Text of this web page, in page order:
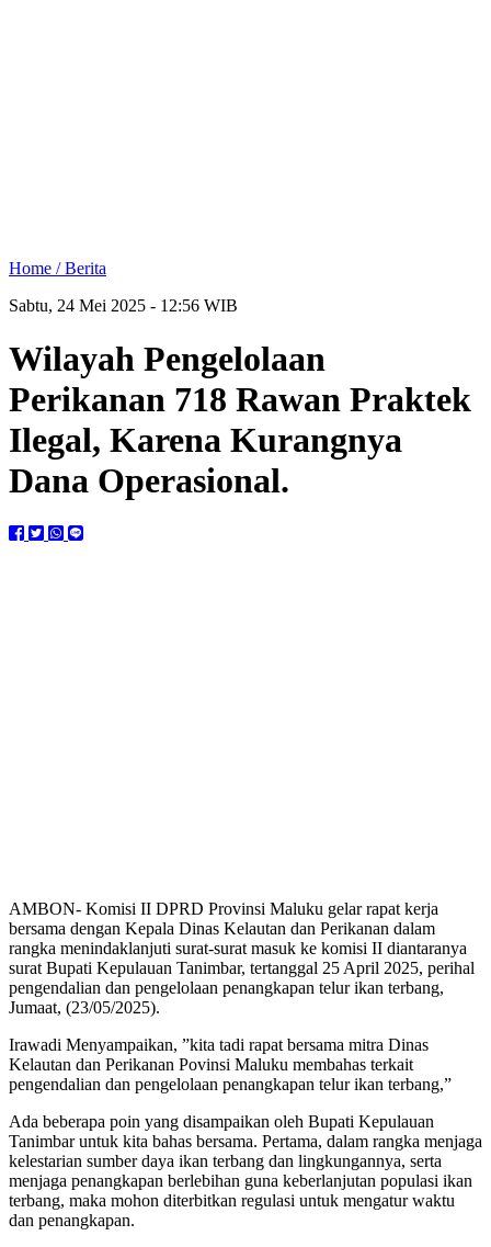
Home /Berita
Sabtu, 24 Mei 2025 - 12:56 WIB
Wilayah Pengelolaan
Perikanan 718 Rawan Praktek
Ilegal, Karena Kurangnya
Dana Operasional.
AMBON- Komisi II DPRD Provinsi Maluku gelar rapat kerja
bersama dengan Kepala Dinas Kelautan dan Perikanan dalam
rangka menindaklanjuti surat-surat masuk ke komisi II diantaranya
surat Bupati Kepulauan Tanimbar, tertanggal 25 April 2025, perihal
pengendalian dan pengelolaan penangkapan telur ikan terbang,
Jumaat, (23/05/2025).
Irawadi Menyampaikan, ”kita tadi rapat bersama mitra Dinas
Kelautan dan Perikanan Povinsi Maluku membahas terkait
pengendalian dan pengelolaan penangkapan telur ikan terbang,”
Ada beberapa poin yang disampaikan oleh Bupati Kepulauan
Tanimbar untuk kita bahas bersama. Pertama, dalam rangka menjaga
kelestarian sumber daya ikan terbang dan lingkungannya, serta
menjaga penangkapan berlebihan guna keberlanjutan populasi ikan
terbang, maka mohon diterbitkan regulasi untuk mengatur waktu
dan penangkapan.